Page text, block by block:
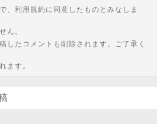
、利用規約に同意したものとみなしま
ん。
したコメントも削除されます。ご了承く
ます。